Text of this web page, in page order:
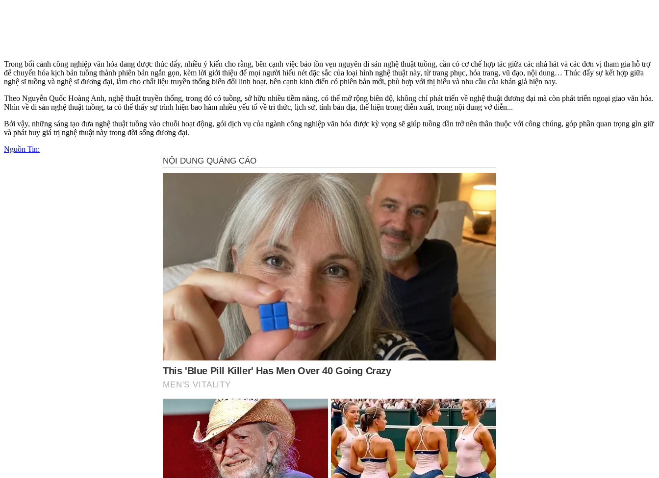
Trong bối cảnh công nghiệp văn hóa đang được thúc đẩy, nhiều ý kiến cho rằng, bên cạnh việc bảo tồn vẹn nguyên di sản nghệ thuật tuồng, cần có cơ chế hợp tác giữa các nhà hát và các đơn vị tham gia hỗ trợ
để chuyển hóa kịch bản tuồng thành phiên bản ngắn gọn, kèm lời giới thiệu để mọi người hiểu nét đặc sắc của loại hình nghệ thuật này, từ trang phục, hóa trang, vũ đạo, nội dung… Thúc đẩy sự kết hợp giữa
nghệ sĩ tuồng và nghệ sĩ đương đại, làm cho chất liệu truyền thống biến đổi linh hoạt, bên cạnh kinh điển có phiên bản mới, phù hợp với thị hiếu và nhu cầu của khán giả hiện nay.
Theo Nguyễn Quốc Hoàng Anh, nghệ thuật truyền thống, trong đó có tuồng, sở hữu nhiều tiềm năng, có thể mở rộng biên độ, không chỉ phát triển về nghệ thuật đương đại mà còn phát triển ngoại giao văn hóa.
Nhìn về di sản nghệ thuật tuồng, ta có thể thấy sự trình hiện bao hàm nhiều yếu tố về tri thức, lịch sử, tính bản địa, thể hiện trong diễn xuất, trong nội dung vở diễn...
Bởi vậy, những sáng tạo đưa nghệ thuật tuồng vào chuỗi hoạt động, gói dịch vụ của ngành công nghiệp văn hóa được kỳ vọng sẽ giúp tuồng dần trở nên thân thuộc với công chúng, góp phần quan trọng gìn giữ
và phát huy giá trị nghệ thuật này trong đời sống đương đại.
Nguồn Tin: